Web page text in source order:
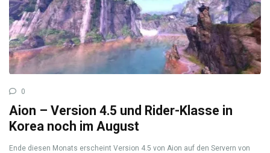
0
Aion – Version 4.5 und Rider-Klasse in
Korea noch im August
Ende diesen Monats erscheint Version 4.5 von Aion auf den Servern von